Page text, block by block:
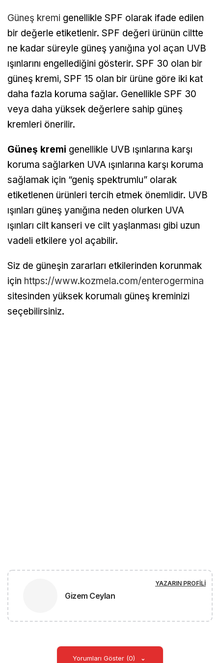
Güneş kremi genellikle SPF olarak ifade edilen
bir değerle etiketlenir. SPF değeri ürünün ciltte
ne kadar süreyle güneş yanığına yol açan UVB
ışınlarını engellediğini gösterir. SPF 30 olan bir
güneş kremi, SPF 15 olan bir ürüne göre iki kat
daha fazla koruma sağlar. Genellikle SPF 30
veya daha yüksek değerlere sahip güneş
kremleri önerilir.
Güneş kremi genellikle UVB ışınlarına karşı
koruma sağlarken UVA ışınlarına karşı koruma
sağlamak için “geniş spektrumlu” olarak
etiketlenen ürünleri tercih etmek önemlidir. UVB
ışınları güneş yanığına neden olurken UVA
ışınları cilt kanseri ve cilt yaşlanması gibi uzun
vadeli etkilere yol açabilir.
Siz de güneşin zararları etkilerinden korunmak
için https://www.kozmela.com/enterogermina
sitesinden yüksek korumalı güneş kreminizi
seçebilirsiniz.
Gizem Ceylan
YAZARIN PROFILI
Yorumları Göster (0)